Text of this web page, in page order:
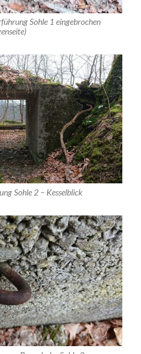
Sohle 1 eingebrochen
Sohle 2 – Kesselblick